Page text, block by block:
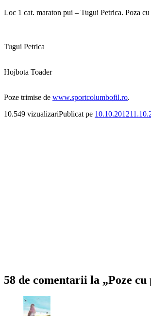
Loc 1 cat. maraton pui – Tugui Petrica. Poza
Tugui Petrica
Hojbota Toader
Poze trimise de www.sportcolumbofil.ro.
10.549 vizualizariPublicat pe 10.10.2012
58 de comentarii la „Poze